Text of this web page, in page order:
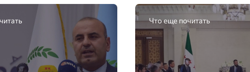
Что еще почитать